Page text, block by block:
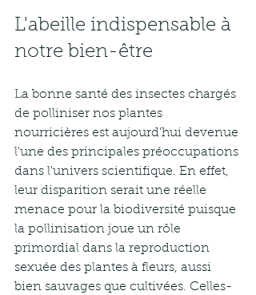
L'abeille indispensable à
notre bien-être
La bonne santé des insectes chargés
de polliniser nos plantes
nourricières est aujourd'hui devenue
l'une des principales préoccupations
dans l'univers scientifique. En effet,
leur disparition serait une réelle
menace pour la biodiversité puisque
la pollinisation joue un rôle
primordial dans la reproduction
sexuée des plantes à fleurs, aussi
bien sauvages que cultivées. Celles-